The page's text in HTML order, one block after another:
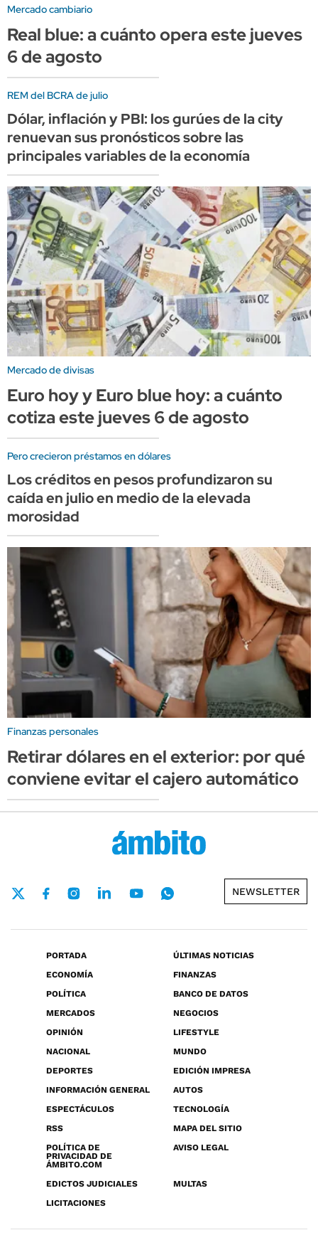
Mercado cambiario
Real blue: a cuánto opera este jueves
6 de agosto
REM del BCRA de julio
Dólar, inflación y PBI: los gurúes de la city
renuevan sus pronósticos sobre las
principales variables de la economía
Mercado de divisas
Euro hoy y Euro blue hoy: a cuánto
cotiza este jueves 6 de agosto
Pero crecieron préstamos en dólares
Los créditos en pesos profundizaron su
caída en julio en medio de la elevada
morosidad
Finanzas personales
Retirar dólares en el exterior: por qué
conviene evitar el cajero automático
NEWSLETTER
PORTADA
ÚLTIMAS NOTICIAS
ECONOMÍA
FINANZAS
POLÍTICA
BANCO DE DATOS
MERCADOS
NEGOCIOS
OPINIÓN
LIFESTYLE
NACIONAL
MUNDO
DEPORTES
EDICIÓN IMPRESA
INFORMACIÓN GENERAL
AUTOS
ESPECTÁCULOS
TECNOLOGÍA
RSS
MAPA DEL SITIO
POLÍTICA DE
PRIVACIDAD DE
ÁMBITO.COM
AVISO LEGAL
EDICTOS JUDICIALES
MULTAS
LICITACIONES